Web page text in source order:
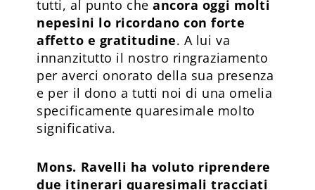
tutti, al punto che ancora oggi molti
nepesini lo ricordano con forte
affetto e gratitudine. A lui va
innanzitutto il nostro ringraziamento
per averci onorato della sua presenza
e per il dono a tutti noi di una omelia
specificamente quaresimale molto
significativa.
Mons. Ravelli ha voluto riprendere
due itinerari quaresimali tracciati